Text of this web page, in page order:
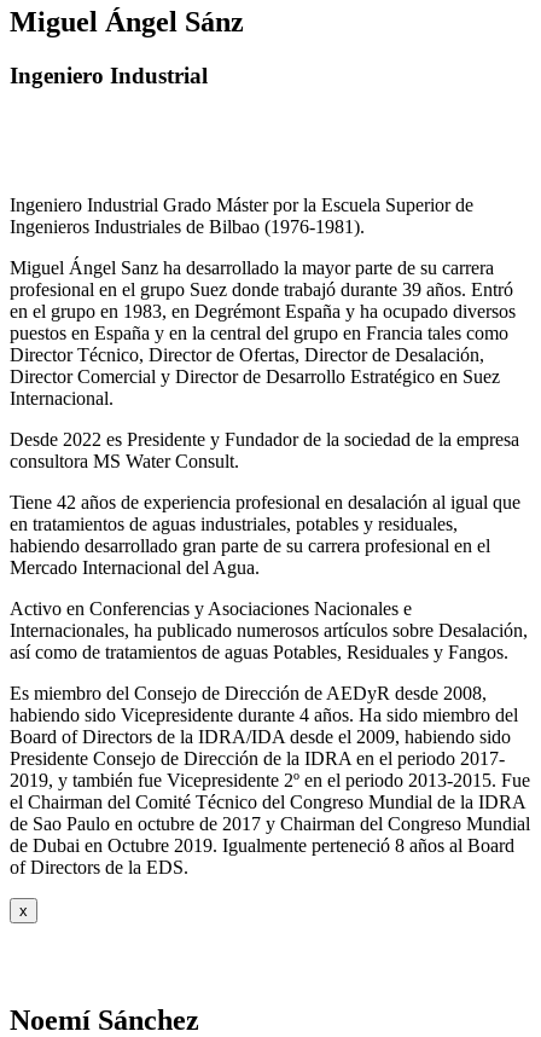
Miguel Ángel Sánz
Ingeniero Industrial
Ingeniero Industrial Grado Máster por la Escuela Superior de
Ingenieros Industriales de Bilbao (1976-1981).
Miguel Ángel Sanz ha desarrollado la mayor parte de su carrera
profesional en el grupo Suez donde trabajó durante 39 años. Entró
en el grupo en 1983, en Degrémont España y ha ocupado diversos
puestos en España y en la central del grupo en Francia tales como
Director Técnico, Director de Ofertas, Director de Desalación,
Director Comercial y Director de Desarrollo Estratégico en Suez
Internacional.
Desde 2022 es Presidente y Fundador de la sociedad de la empresa
consultora MS Water Consult.
Tiene 42 años de experiencia profesional en desalación al igual que
en tratamientos de aguas industriales, potables y residuales,
habiendo desarrollado gran parte de su carrera profesional en el
Mercado Internacional del Agua.
Activo en Conferencias y Asociaciones Nacionales e
Internacionales, ha publicado numerosos artículos sobre Desalación,
así como de tratamientos de aguas Potables, Residuales y Fangos.
Es miembro del Consejo de Dirección de AEDyR desde 2008,
habiendo sido Vicepresidente durante 4 años. Ha sido miembro del
Board of Directors de la IDRA/IDA desde el 2009, habiendo sido
Presidente Consejo de Dirección de la IDRA en el periodo 2017-
2019, y también fue Vicepresidente 2º en el periodo 2013-2015. Fue
el Chairman del Comité Técnico del Congreso Mundial de la IDRA
de Sao Paulo en octubre de 2017 y Chairman del Congreso Mundial
de Dubai en Octubre 2019. Igualmente perteneció 8 años al Board
of Directors de la EDS.
x
Noemí Sánchez